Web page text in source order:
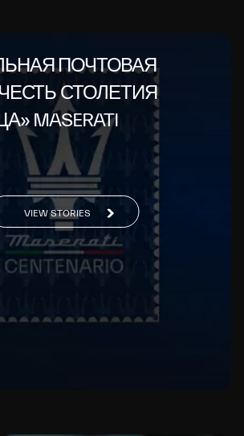
ПОЧТОВАЯ
СТОЛЕТИЯ
MASERATI
VIEW STORIES